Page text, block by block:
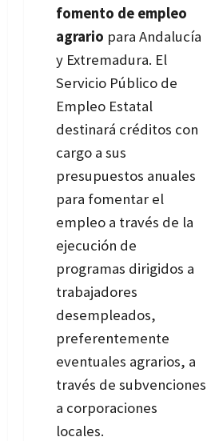
fomento de empleo
agrario para Andalucía
y Extremadura. El
Servicio Público de
Empleo Estatal
destinará créditos con
cargo a sus
presupuestos anuales
para fomentar el
empleo a través de la
ejecución de
programas dirigidos a
trabajadores
desempleados,
preferentemente
eventuales agrarios, a
través de subvenciones
a corporaciones
locales.